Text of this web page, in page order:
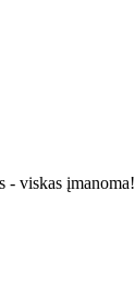
- viskas įmanoma!